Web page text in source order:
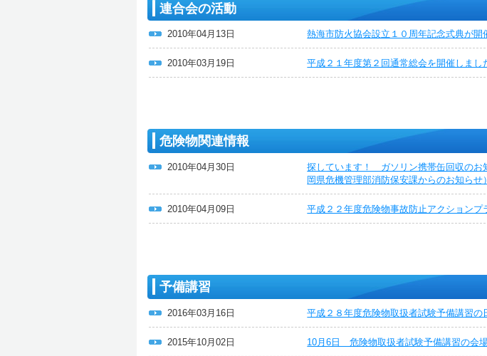
連合会の活動
2010年04月13日 熱海市防火協会設立１０周年記念式典が開
2010年03月19日 平成２１年度第２回通常総会を開催しまし
危険物関連情報
2010年04月30日
探しています！ ガソリン携帯缶回収のお
岡県危機管理部消防保安課からのお知らせ）
2010年04月09日 平成２２年度危険物事故防止アクションプ
予備講習
2016年03月16日 平成２８年度危険物取扱者試験予備講習の
2015年10月02日 10月6日 危険物取扱者試験予備講習の会